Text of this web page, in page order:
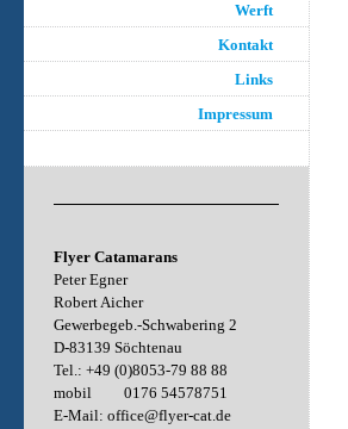
Werft
Kontakt
Links
Impressum
Flyer Catamarans
Peter Egner
Robert Aicher
Gewerbegeb.-Schwabering 2
D-83139 Söchtenau
Tel.: +49 (0)8053-79 88 88
mobil 0176 54578751
E-Mail: office@flyer-cat.de